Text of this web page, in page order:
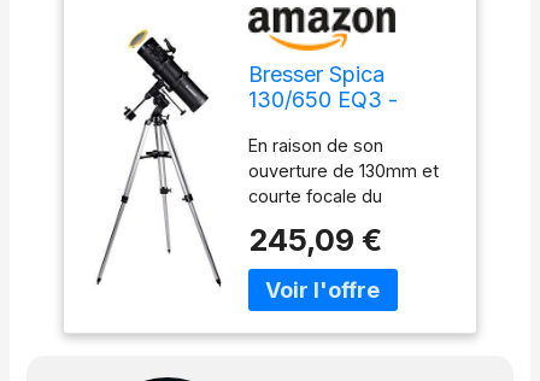
Bresser Spica
130/650 EQ3 -
Newton Carbon
design avec
Adaptateur pour
Smartphone
En raison de son
ouverture de 130mm et
courte focale du
BRESSER Spica est l'outil
parfait pour les
observations de grands
245,09 €